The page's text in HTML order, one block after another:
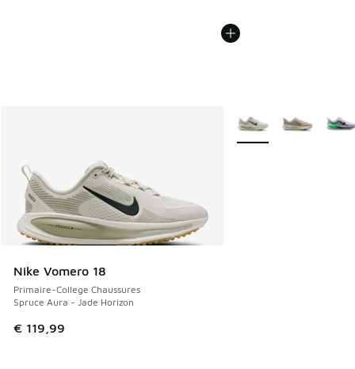
Nike Vomero 18
Primaire-College Chaussures
Spruce Aura - Jade Horizon
€ 119,99
Plus de couleurs